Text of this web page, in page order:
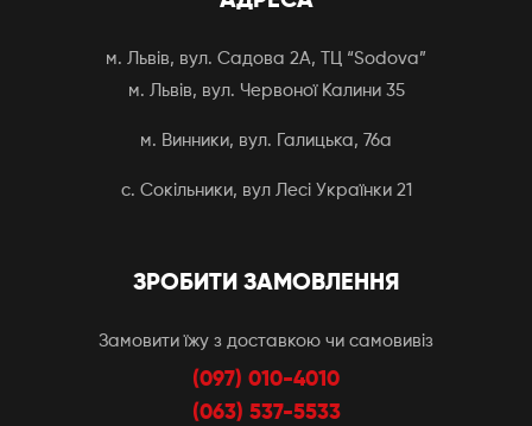
м. Львів, вул. Садова 2А, ТЦ “Sodova”
м. Львів, вул. Червоної Калини 35
м. Винники, вул. Галицька, 76а
с. Сокільники, вул Лесі Українки 21
ЗРОБИТИ ЗАМОВЛЕННЯ
Замовити їжу з доставкою чи самовивіз
(097) 010-4010
(063) 537-5533